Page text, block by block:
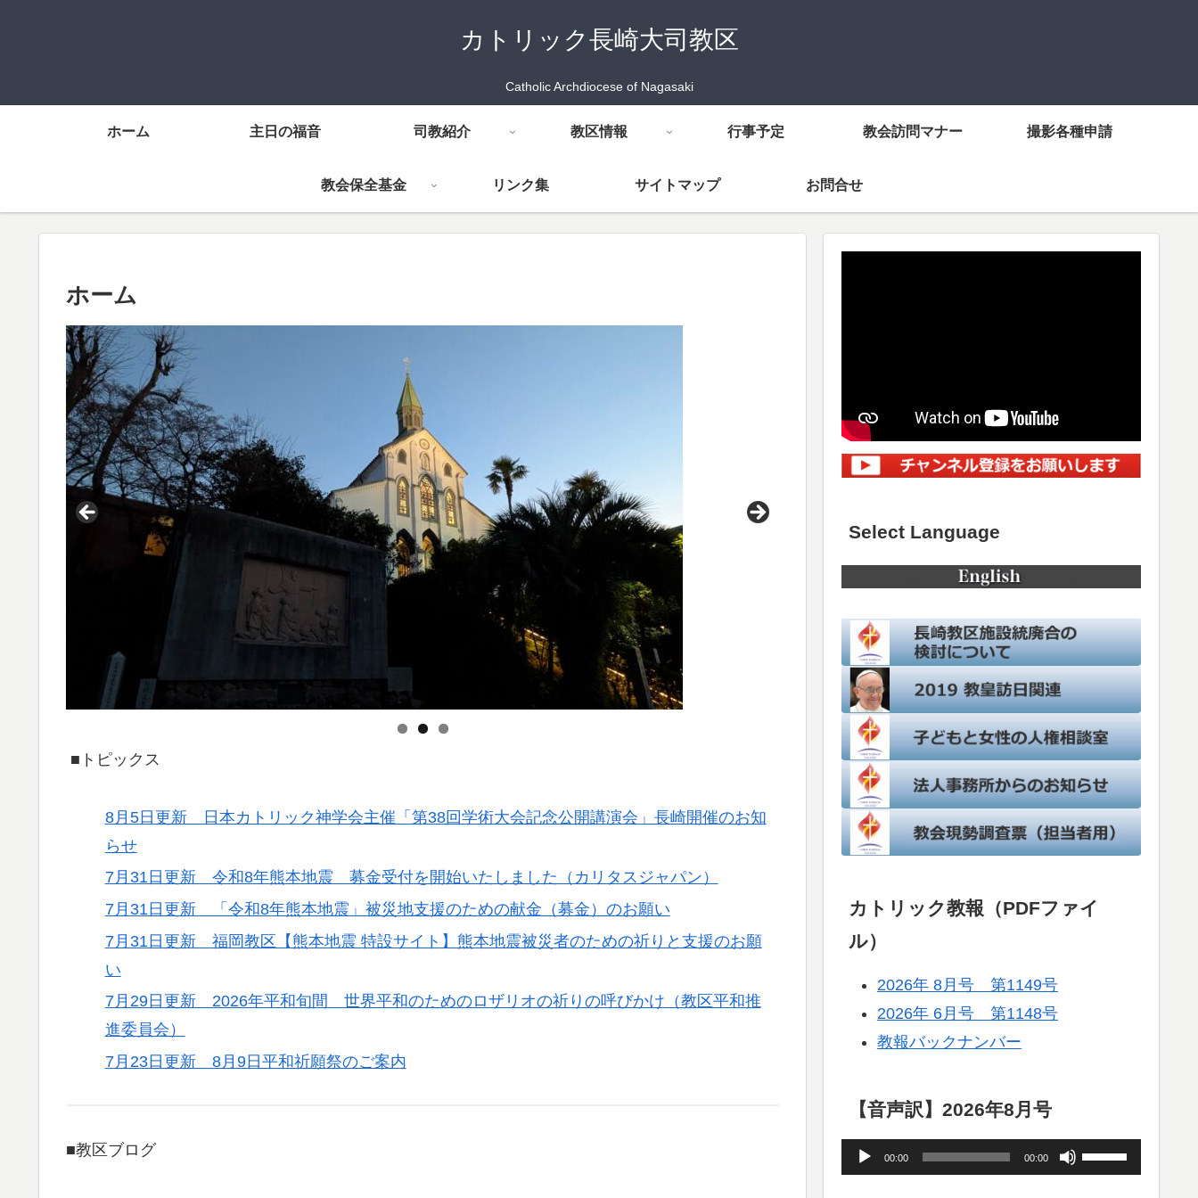
カトリック長崎大司教区
Catholic Archdiocese of Nagasaki
ホーム 主日の福音 司教紹介 教区情報 行事予定 教会訪問マナー 撮影各種申請
教会保全基金 リンク集 サイトマップ お問合せ
ホーム
■トピックス
8月5日更新 日本カトリック神学会主催「第38回学術大会記念公開講演会」長崎開催のお知
らせ
7月31日更新 令和8年熊本地震 募金受付を開始いたしました（カリタスジャパン）
7月31日更新 「令和8年熊本地震」被災地支援のための献金（募金）のお願い
7月31日更新 福岡教区【熊本地震 特設サイト】熊本地震被災者のための祈りと支援のお願
い
7月29日更新 2026年平和旬間 世界平和のためのロザリオの祈りの呼びかけ（教区平和推
進委員会）
7月23日更新 8月9日平和祈願祭のご案内
■教区ブログ
Select Language
カトリック教報（PDFファイ
ル）
2026年 8月号 第1149号
2026年 6月号 第1148号
教報バックナンバー
【音声訳】2026年8月号
声
00:00 00:00
ボ
リ